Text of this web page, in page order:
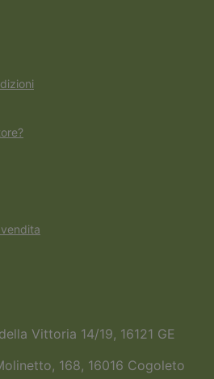
Vittoria 14/19, 16121 GE
168, 16016 Cogoleto